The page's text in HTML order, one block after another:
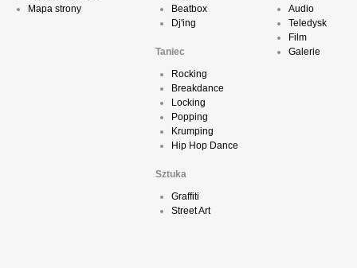
Mapa strony
Beatbox
Dj'ing
Taniec
Rocking
Breakdance
Locking
Popping
Krumping
Hip Hop Dance
Sztuka
Graffiti
Street Art
Audio
Teledysk
Film
Galerie